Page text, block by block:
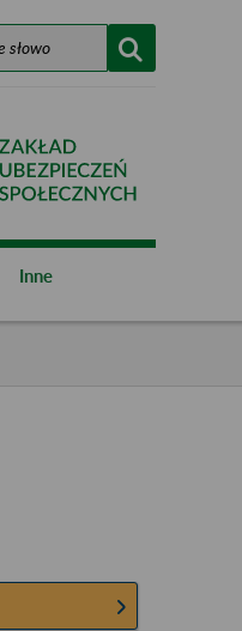
Inne